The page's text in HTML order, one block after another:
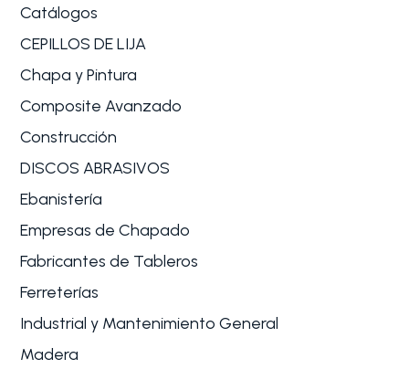
Catálogos
CEPILLOS DE LIJA
Chapa y Pintura
Composite Avanzado
Construcción
DISCOS ABRASIVOS
Ebanistería
Empresas de Chapado
Fabricantes de Tableros
Ferreterías
Industrial y Mantenimiento General
Madera